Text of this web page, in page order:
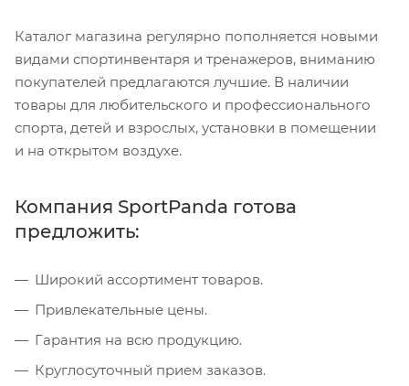
Каталог магазина регулярно пополняется новыми
видами спортинвентаря и тренажеров, вниманию
покупателей предлагаются лучшие. В наличии
товары для любительского и профессионального
спорта, детей и взрослых, установки в помещении
и на открытом воздухе.
Компания SportPanda готова
предложить:
Широкий ассортимент товаров.
Привлекательные цены.
Гарантия на всю продукцию.
Круглосуточный прием заказов.